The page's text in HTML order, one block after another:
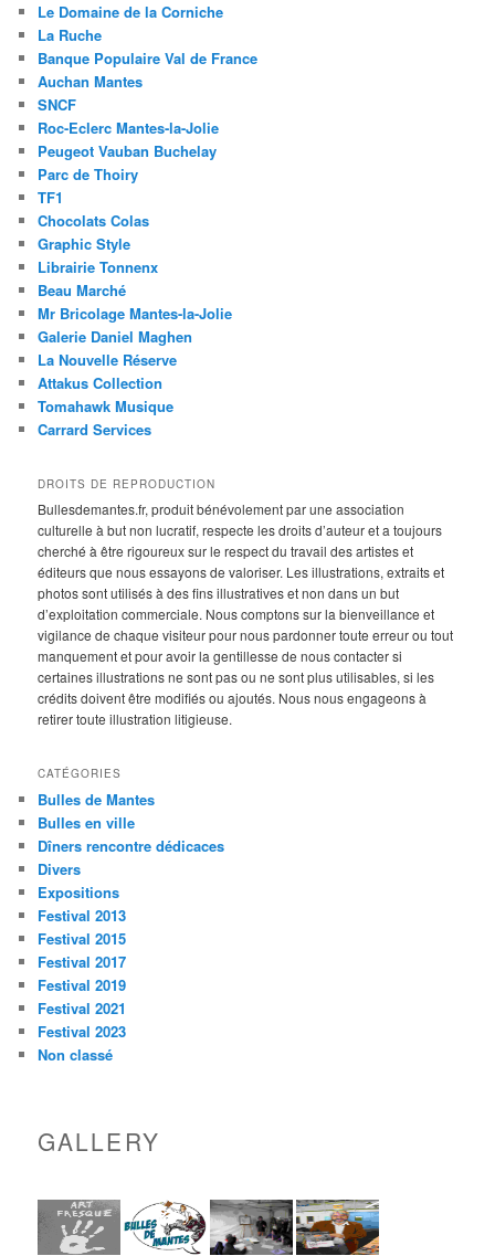
Le Domaine de la Corniche
La Ruche
Banque Populaire Val de France
Auchan Mantes
SNCF
Roc-Eclerc Mantes-la-Jolie
Peugeot Vauban Buchelay
Parc de Thoiry
TF1
Chocolats Colas
Graphic Style
Librairie Tonnenx
Beau Marché
Mr Bricolage Mantes-la-Jolie
Galerie Daniel Maghen
La Nouvelle Réserve
Attakus Collection
Tomahawk Musique
Carrard Services
DROITS DE REPRODUCTION
Bullesdemantes.fr, produit bénévolement par une association
culturelle à but non lucratif, respecte les droits d’auteur et a toujours
cherché à être rigoureux sur le respect du travail des artistes et
éditeurs que nous essayons de valoriser. Les illustrations, extraits et
photos sont utilisés à des fins illustratives et non dans un but
d’exploitation commerciale. Nous comptons sur la bienveillance et
vigilance de chaque visiteur pour nous pardonner toute erreur ou tout
manquement et pour avoir la gentillesse de nous contacter si
certaines illustrations ne sont pas ou ne sont plus utilisables, si les
crédits doivent être modifiés ou ajoutés. Nous nous engageons à
retirer toute illustration litigieuse.
CATÉGORIES
Bulles de Mantes
Bulles en ville
Dîners rencontre dédicaces
Divers
Expositions
Festival 2013
Festival 2015
Festival 2017
Festival 2019
Festival 2021
Festival 2023
Non classé
GALLERY